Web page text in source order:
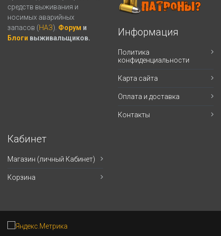
средств выживания и
носимых аварийных
запасов (НАЗ). Форум и
Блоги выживальщиков.
Информация
Политика
конфиденциальности
Карта сайта
Оплата и доставка
Контакты
Кабинет
Магазин (личный Кабинет)
Корзина